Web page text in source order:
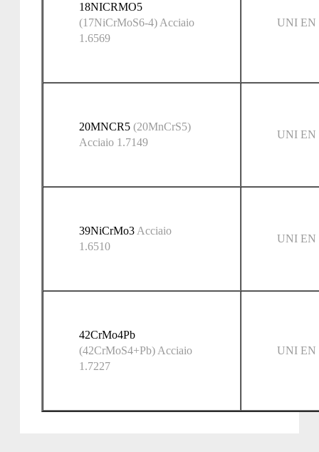
18NICRMO5
(17NiCrMoS6-4) Acciaio
1.6569
UNI EN
20MNCR5 (20MnCrS5)
Acciaio 1.7149
UNI EN
39NiCrMo3 Acciaio
1.6510
UNI EN
42CrMo4Pb
(42CrMoS4+Pb) Acciaio
1.7227
UNI EN